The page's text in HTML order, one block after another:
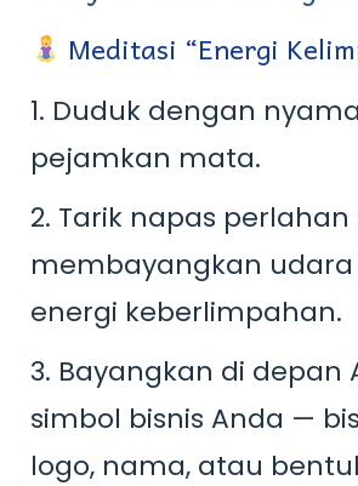
Meditasi “Energi
1. Duduk dengan
pejamkan mata.
2. Tarik napas
membayangkan
energi keberlimpahan.
3. Bayangkan di depan
simbol bisnis Anda —
logo, nama, atau